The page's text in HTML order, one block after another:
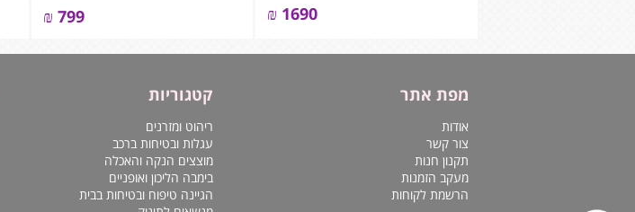
1690
₪
799
₪
מפת אתר
אודות
צור קשר
תקנון חנות
מעקב הזמנות
הרשמת לקוחות
קטגוריות
ריהוט ומזרנים
עגלות ובטיחות ברכב
מוצצים הנקה והאכלה
בימבה הליכון ואופניים
הגיינה טיפוח ובטיחות בבית